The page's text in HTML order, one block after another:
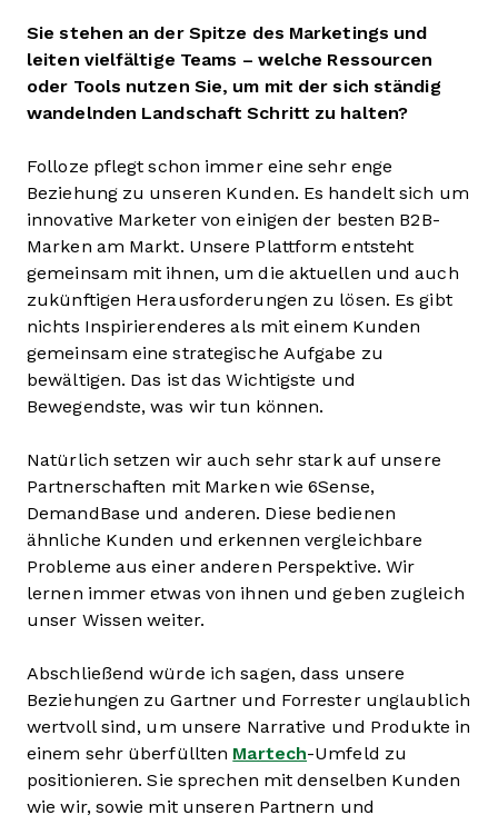
Sie stehen an der Spitze des Marketings und
leiten vielfältige Teams – welche Ressourcen
oder Tools nutzen Sie, um mit der sich ständig
wandelnden Landschaft Schritt zu halten?
Folloze pflegt schon immer eine sehr enge
Beziehung zu unseren Kunden. Es handelt sich um
innovative Marketer von einigen der besten B2B-
Marken am Markt. Unsere Plattform entsteht
gemeinsam mit ihnen, um die aktuellen und auch
zukünftigen Herausforderungen zu lösen. Es gibt
nichts Inspirierenderes als mit einem Kunden
gemeinsam eine strategische Aufgabe zu
bewältigen. Das ist das Wichtigste und
Bewegendste, was wir tun können.
Natürlich setzen wir auch sehr stark auf unsere
Partnerschaften mit Marken wie 6Sense,
DemandBase und anderen. Diese bedienen
ähnliche Kunden und erkennen vergleichbare
Probleme aus einer anderen Perspektive. Wir
lernen immer etwas von ihnen und geben zugleich
unser Wissen weiter.
Abschließend würde ich sagen, dass unsere
Beziehungen zu Gartner und Forrester unglaublich
wertvoll sind, um unsere Narrative und Produkte in
einem sehr überfüllten Martech-Umfeld zu
positionieren. Sie sprechen mit denselben Kunden
wie wir, sowie mit unseren Partnern und